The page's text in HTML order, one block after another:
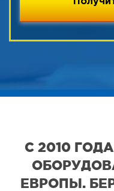
С 2010
ЕВРОПЫ.